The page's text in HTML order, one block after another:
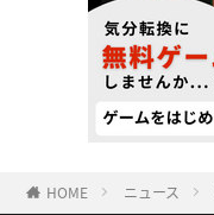
HOME ニュース